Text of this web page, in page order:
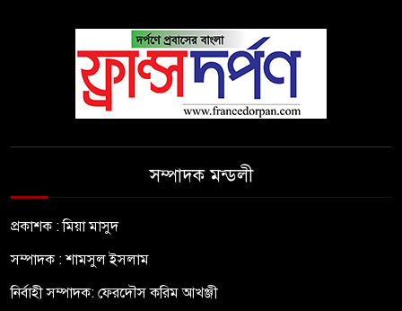
সম্পাদক মন্ডলী
প্রকাশক : মিয়া মাসুদ
সম্পাদক : শামসুল ইসলাম
নির্বাহী সম্পাদক: ফেরদৌস করিম আখঞ্জী